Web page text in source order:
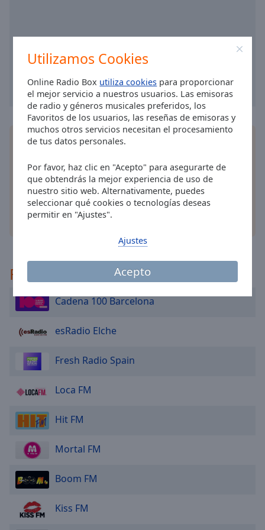
Utilizamos Cookies
Online Radio Box utiliza cookies para proporcionar
el mejor servicio a nuestros usuarios. Las emisoras
de radio y géneros musicales preferidos, los
Favoritos de los usuarios, las reseñas de emisoras y
muchos otros servicios necesitan el procesamiento
de tus datos personales.
Por favor, haz clic en "Acepto" para asegurarte de
que obtendrás la mejor experiencia de uso de
nuestro sitio web. Alternativamente, puedes
seleccionar qué cookies o tecnologías deseas
permitir en "Ajustes".
Acepto
Ajustes
window.
Opacity
Background
Opacity
Caption
Area
Background
Color
Opacity
Text
Edge
Font
Family
Instala laaplicacióngratis Online Radio Box para
línea favoritas dondequiera que esté!
otras opciones
Recomendado
Cadena 100 Barcelona
esRadio Elche
Fresh Radio Spain
Loca FM
Hit FM
Mortal FM
Boom FM
Kiss FM